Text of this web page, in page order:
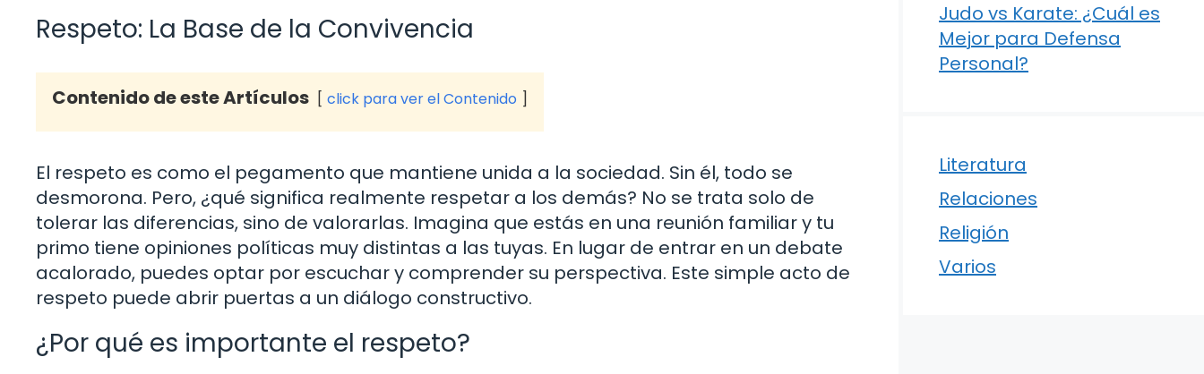
Respeto: La Base de la Convivencia
Contenido de este Artículos click para ver el Contenido
El respeto es como el pegamento que mantiene unida a la sociedad. Sin él, todo se
desmorona. Pero, ¿qué significa realmente respetar a los demás? No se trata solo de
tolerar las diferencias, sino de valorarlas. Imagina que estás en una reunión familiar y tu
primo tiene opiniones políticas muy distintas a las tuyas. En lugar de entrar en un debate
acalorado, puedes optar por escuchar y comprender su perspectiva. Este simple acto de
respeto puede abrir puertas a un diálogo constructivo.
¿Por qué es importante el respeto?
Judo vs Karate: ¿Cuál es
Mejor para Defensa
Personal?
Literatura
Relaciones
Religión
Varios